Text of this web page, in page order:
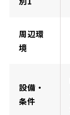
周辺環
境
設備・
条件